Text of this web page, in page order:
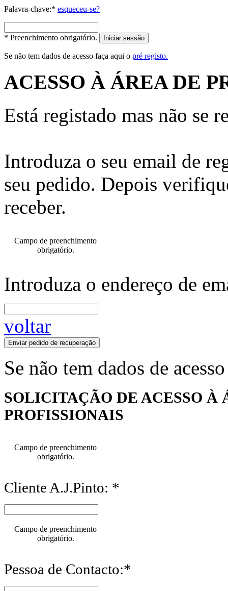
Palavra-chave:* esqueceu-se?
* Preenchimento obrigatório. Iniciar sessão
Se não tem dados de acesso faça aqui o pré registo.
ACESSO À ÁREA DE
Está registado mas não se
Introduza o seu email de
seu pedido. Depois
receber.
Campo de preenchimento
obrigatório.
Introduza o endereço de
voltar
Enviar pedido de recuperação
Se não tem dados de
SOLICITAÇÃO DE ACESSO À
PROFISSIONAIS
Campo de preenchimento
obrigatório.
Cliente A.J.Pinto: *
Campo de preenchimento
obrigatório.
Pessoa de Contacto:*